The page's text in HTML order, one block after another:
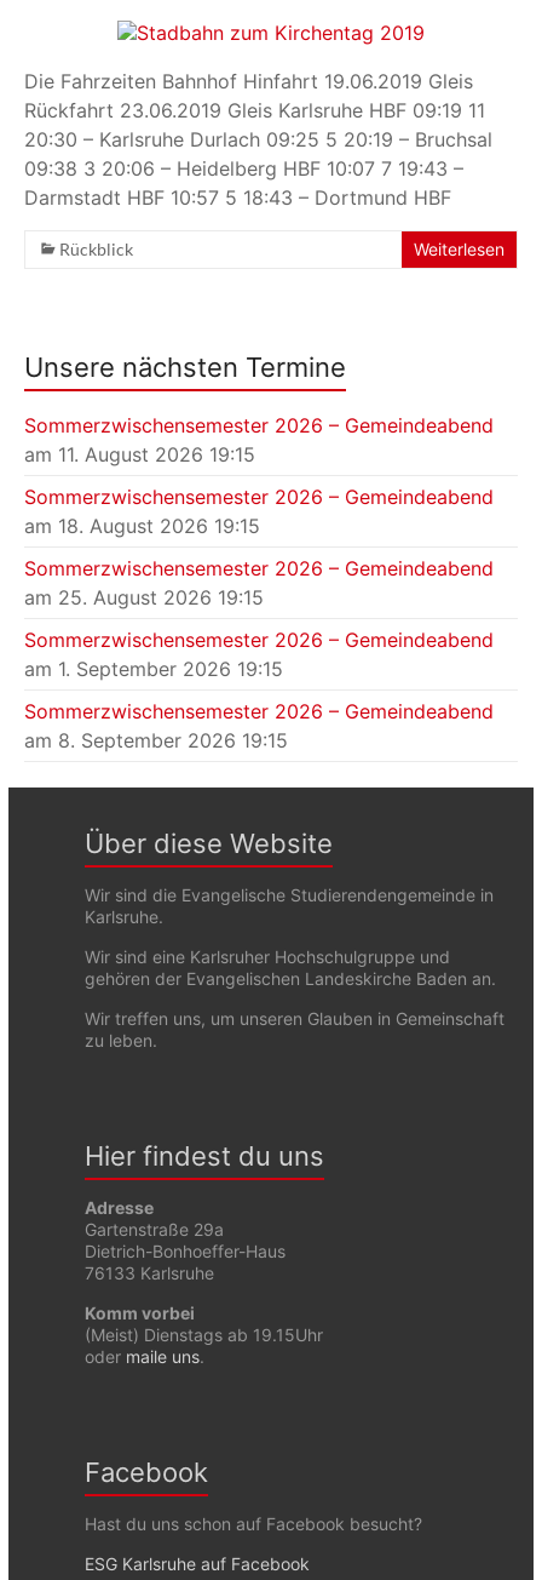
Die Fahrzeiten Bahnhof Hinfahrt 19.06.2019 Gleis
Rückfahrt 23.06.2019 Gleis Karlsruhe HBF 09:19 11
20:30 – Karlsruhe Durlach 09:25 5 20:19 – Bruchsal
09:38 3 20:06 – Heidelberg HBF 10:07 7 19:43 –
Darmstadt HBF 10:57 5 18:43 – Dortmund HBF
Rückblick Weiterlesen
Unsere nächsten Termine
Sommerzwischensemester 2026 – Gemeindeabend
am 11. August 2026 19:15
Sommerzwischensemester 2026 – Gemeindeabend
am 18. August 2026 19:15
Sommerzwischensemester 2026 – Gemeindeabend
am 25. August 2026 19:15
Sommerzwischensemester 2026 – Gemeindeabend
am 1. September 2026 19:15
Sommerzwischensemester 2026 – Gemeindeabend
am 8. September 2026 19:15
Über diese Website
Wir sind die Evangelische Studierendengemeinde in
Karlsruhe.
Wir sind eine Karlsruher Hochschulgruppe und
gehören der Evangelischen Landeskirche Baden an.
Wir treffen uns, um unseren Glauben in Gemeinschaft
zu leben.
Hier findest du uns
Adresse
Gartenstraße 29a
Dietrich-Bonhoeffer-Haus
76133 Karlsruhe
Komm vorbei
(Meist) Dienstags ab 19.15Uhr
oder maile uns.
Facebook
Hast du uns schon auf Facebook besucht?
ESG Karlsruhe auf Facebook